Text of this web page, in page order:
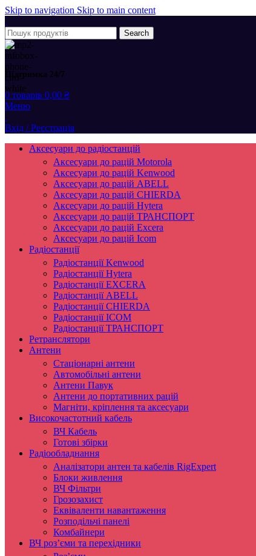
Skip to navigation Skip to main content
Search
Підтримка 24/7
0 товарів 0,00 ₴
Меню
Вхід / Реєстрація
Аксесуари до радіостанцій
Аксесуари до рацій Motorola
Аксесуари до рацій Kenwood
Аксесуари до рацій ABELL
Аксесуари до рацій CHIERDA
Аксесуари до рацій Hytera
Аксесуари до рацій ТРАНСПОРТ
Аксесуари до рацій Excera
Аксесуари до рацій Icom
Радіостанції
Радіостанції Kenwood
Радіостанції Hytera
Радіостанції EXCERA
Радіостанції ABELL
Радіостанції CHIERDA
Радіостанції ICOM
Радіостанції ТРАНСПОРТ
Ретранслятори
Антени
Стаціонарні антени
Автомобільні антени
Антени Павук
Антени до портативних рацій
Магніти, кріплення та аксесуари
Високочастотний кабель
ВЧ Кабель
Готові збірки
Радіообладнання
Аналізатори антен та кабелів RigExpert
Блоки живлення
ВЧ Фільтри
Грозозахист
Еквіваленти навантаження
Розподільчі панелі
Комбайнери
ВЧ роз’єми та перехідники